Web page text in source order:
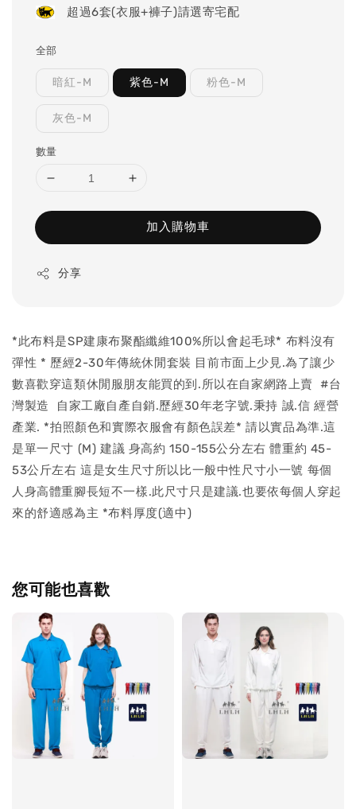
超過6套(衣服+褲子)請選寄宅配
全部
暗紅-M 紫色-M 粉色-M
灰色-M
數量
加入購物車
分享
*此布料是SP建康布聚酯纖維100%所以會起毛球* 布料沒有
彈性 * 歷經2-30年傳統休閒套裝 目前市面上少見.為了讓少
數喜歡穿這類休閒服朋友能買的到.所以在自家網路上賣 #台
灣製造 自家工廠自產自銷.歷經30年老字號.秉持 誠.信 經營
產業. *拍照顏色和實際衣服會有顏色誤差* 請以實品為準.這
是單一尺寸 (M) 建議 身高約 150-155公分左右 體重約 45-
53公斤左右 這是女生尺寸所以比一般中性尺寸小一號 每個
人身高體重腳長短不一樣.此尺寸只是建議.也要依每個人穿起
來的舒適感為主 *布料厚度(適中)
您可能也喜歡